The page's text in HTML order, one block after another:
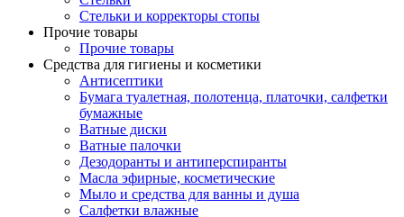
Стельки и корректоры стопы
Прочие товары
Прочие товары
Средства для гигиены и косметики
Антисептики
Бумага туалетная, полотенца, платочки, салфетки
бумажные
Ватные диски
Ватные палочки
Дезодоранты и антиперспиранты
Масла эфирные, косметические
Мыло и средства для ванны и душа
Салфетки влажные